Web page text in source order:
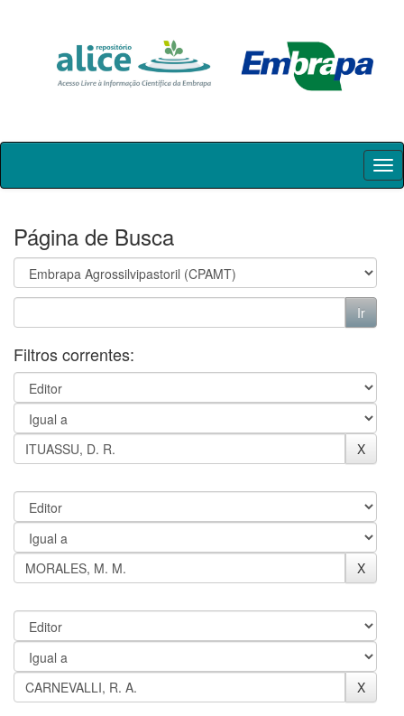
Skip
Página de Busca
Filtros correntes: